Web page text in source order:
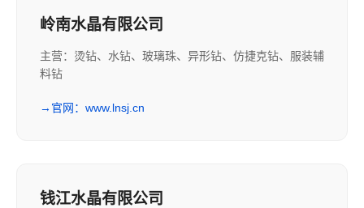
岭南水晶有限公司
主营：烫钻、水钻、玻璃珠、异形钻、仿捷克钻、服装辅
料钻
→ 官网：www.lnsj.cn
钱江水晶有限公司